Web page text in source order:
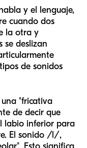
y el lenguaje,
cuando dos
la otra y
se deslizan
de sonidos
"fricativa
de decir que
labio inferior para
El sonido /l/,